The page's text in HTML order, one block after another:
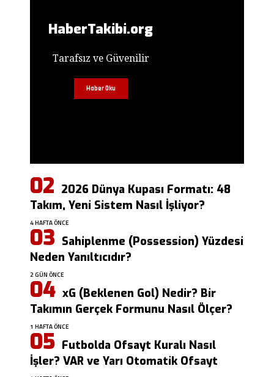
HaberTakibi.org
Tarafsız ve Güvenilir
Haber Oku
2026 Dünya Kupası Formatı: 48
Takım, Yeni Sistem Nasıl İşliyor?
4 HAFTA ÖNCE
Sahiplenme (Possession) Yüzdesi
Neden Yanıltıcıdır?
2 GÜN ÖNCE
xG (Beklenen Gol) Nedir? Bir
Takımın Gerçek Formunu Nasıl Ölçer?
1 HAFTA ÖNCE
Futbolda Ofsayt Kuralı Nasıl
İşler? VAR ve Yarı Otomatik Ofsayt